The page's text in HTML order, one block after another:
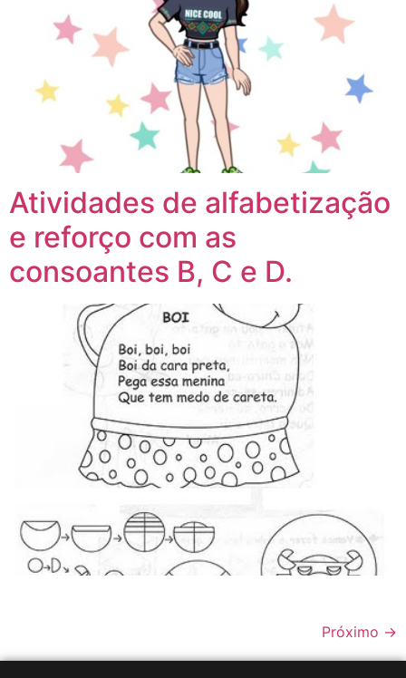
Atividades de alfabetização
e reforço com as
consoantes B, C e D.
Próximo →